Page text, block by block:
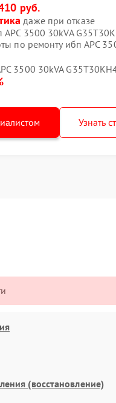
руб.
даже при отказе
3500 30kVA
по ремонту ибп APC
3500 30kVA
Узнать
(восстановление)